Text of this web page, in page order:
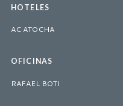
HOTELES
AC ATOCHA
OFICINAS
RAFAEL BOTI